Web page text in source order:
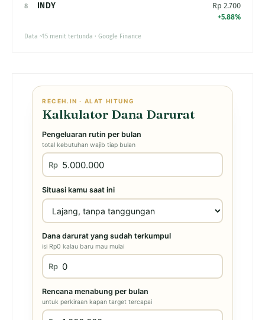
8 INDY Rp 2.700
+5.88%
Data ~15 menit tertunda · Google Finance
RECEH.IN · ALAT HITUNG
Kalkulator Dana Darurat
Pengeluaran rutin per bulan
total kebutuhan wajib tiap bulan
Rp
Situasi kamu saat ini
Dana darurat yang sudah terkumpul
isi Rp0 kalau baru mau mulai
Rp
Rencana menabung per bulan
untuk perkiraan kapan target tercapai